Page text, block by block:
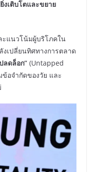
งเติบโตและขยาย
แนวโน้มผู้บริโภคใน
เปลี่ยนทิศทางการตลาด
ลดล็อก” (Untapped
อจำกัดของวัย และ